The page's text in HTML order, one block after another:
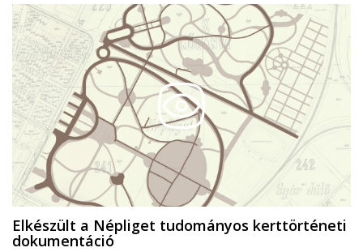
Elkészült a Népliget tudományos kerttörténeti
dokumentáció